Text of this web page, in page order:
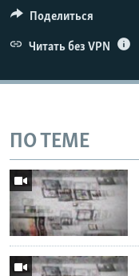
Поделиться
Читать без VPN
ПО ТЕМЕ